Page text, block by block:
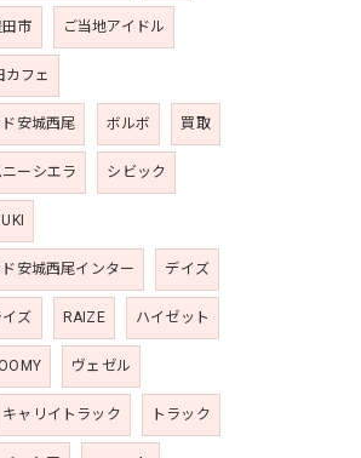
田市 ご当地アイドル
カフェ
安城西尾 ボルボ 買取
ニーシエラ シビック
安城西尾インター デイズ
イズ RAIZE ハイゼット
ヴェゼル
キャリイトラック トラック